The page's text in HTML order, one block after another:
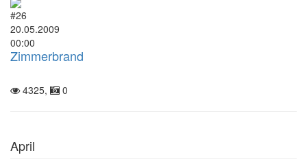
#26
20.05.2009
00:00
Zimmerbrand
4325, 0
April